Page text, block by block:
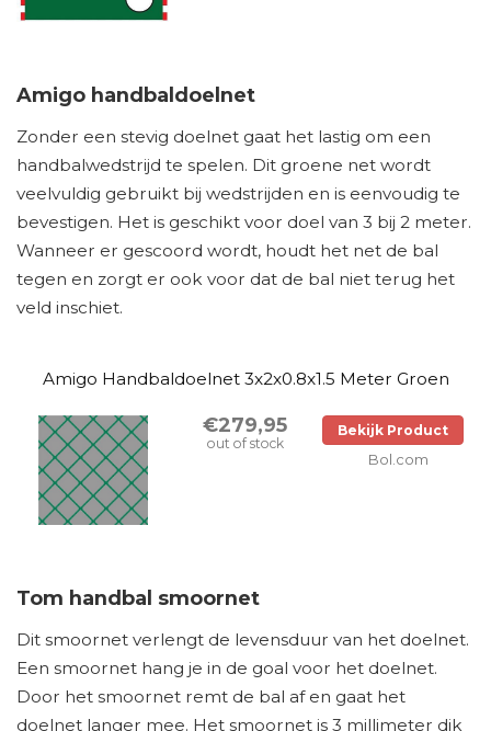
Amigo handbaldoelnet
Zonder een stevig doelnet gaat het lastig om een
handbalwedstrijd te spelen. Dit groene net wordt
veelvuldig gebruikt bij wedstrijden en is eenvoudig te
bevestigen. Het is geschikt voor doel van 3 bij 2 meter.
Wanneer er gescoord wordt, houdt het net de bal
tegen en zorgt er ook voor dat de bal niet terug het
veld inschiet.
Amigo Handbaldoelnet 3x2x0.8x1.5 Meter Groen
€279,95
out of stock
Bekijk Product
Bol.com
Tom handbal smoornet
Dit smoornet verlengt de levensduur van het doelnet.
Een smoornet hang je in de goal voor het doelnet.
Door het smoornet remt de bal af en gaat het
doelnet langer mee. Het smoornet is 3 millimeter dik